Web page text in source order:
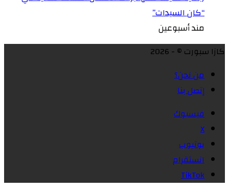
“كان السيدات”
مند أسبوعين
كازا سبورت © - 2026
من نحن؟
إتصل بنا
فيسبوك
X
يوتيوب
انستقرام
‫TikTok